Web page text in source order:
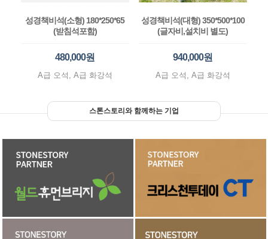
성경책비석(소형) 180*250*65
(받침석포함)
480,000원
A급 오석, A급 화강석
성경책비석(대형) 350*500*100
(글자비,설치비 별도)
940,000원
A급 오석, A급 화강석
스톤스토리와 함께하는 기업